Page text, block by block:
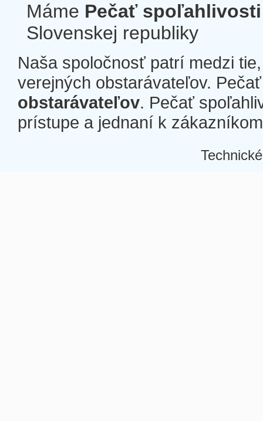
Máme Pečať spoľahlivosti
Slovenskej republiky
Naša spoločnosť patrí medzi
verejných obstarávateľov.
obstarávateľov. Pečať
prístupe a jednaní k